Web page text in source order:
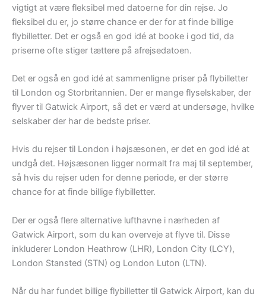
vigtigt at være fleksibel med datoerne for din rejse. Jo
fleksibel du er, jo større chance er der for at finde billige
flybilletter. Det er også en god idé at booke i god tid, da
priserne ofte stiger tættere på afrejsedatoen.
Det er også en god idé at sammenligne priser på flybilletter
til London og Storbritannien. Der er mange flyselskaber, der
flyver til Gatwick Airport, så det er værd at undersøge, hvilke
selskaber der har de bedste priser.
Hvis du rejser til London i højsæsonen, er det en god idé at
undgå det. Højsæsonen ligger normalt fra maj til september,
så hvis du rejser uden for denne periode, er der større
chance for at finde billige flybilletter.
Der er også flere alternative lufthavne i nærheden af
Gatwick Airport, som du kan overveje at flyve til. Disse
inkluderer London Heathrow (LHR), London City (LCY),
London Stansted (STN) og London Luton (LTN).
Når du har fundet billige flybilletter til Gatwick Airport, kan du